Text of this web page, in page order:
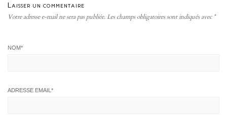
Laisser un commentaire
Votre adresse e-mail ne sera pas publiée.Les champs obligatoires sont indiqués avec *
NOM*
ADRESSE EMAIL *